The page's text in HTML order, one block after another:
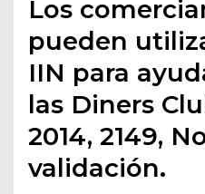
Los
pueden
IIN para
las Diners
2014, 2149,
validación.